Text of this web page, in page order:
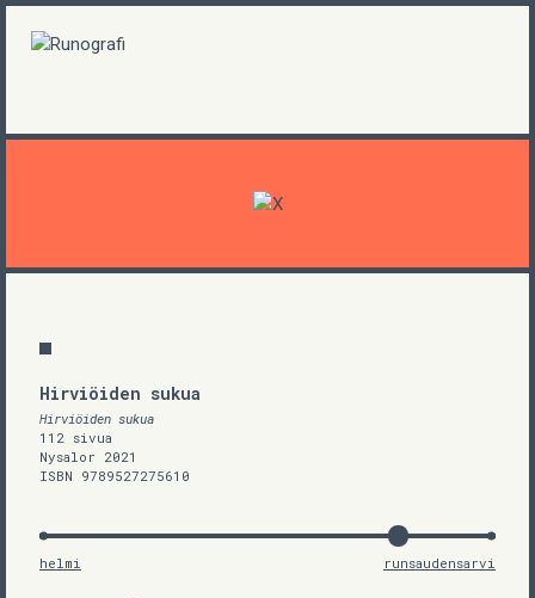
Hirviöiden sukua
Hirviöiden sukua
112 sivua
Nysalor 2021
ISBN 9789527275610
helmi runsaudensarvi